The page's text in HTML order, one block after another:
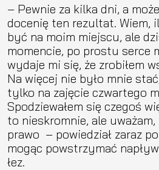
– Pewnie za kilka dni, a
docenię ten rezultat. Wiem,
być na moim miejscu, ale
momencie, po prostu serce
wydaje mi się, że zrobiłem
Na więcej nie było mnie
tylko na zajęcie czwartego
Spodziewałem się czegoś
to nieskromnie, ale uważam,
prawo – powiedział zaraz
mogąc powstrzymać
łez.